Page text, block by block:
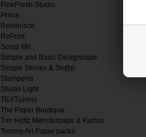
PinkFresh Studio
Prima
Reminisce
RePrint
Scrap Mir
Simple and Basic Designpapir
Simple Stories & Sn@p
Stamperia
Studio Light
TEXT(ures)
The Paper Boutique
Tim Holtz Mønsterpapir & Karton
Tommy Art Paper packs